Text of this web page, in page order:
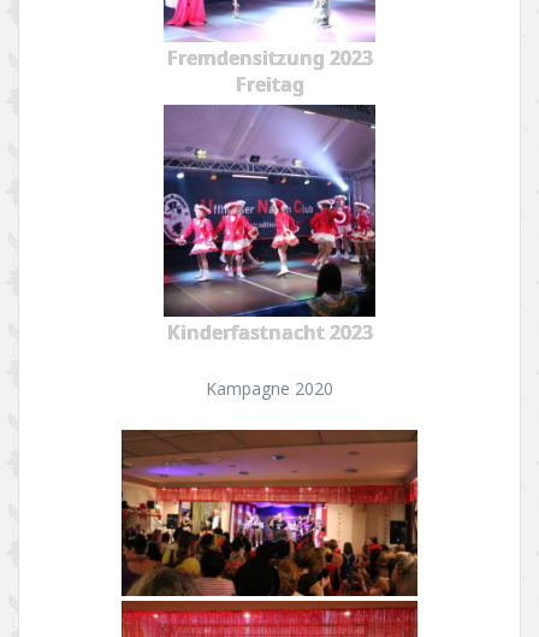
Fremdensitzung 2023
Freitag
Kinderfastnacht 2023
Kampagne 2020